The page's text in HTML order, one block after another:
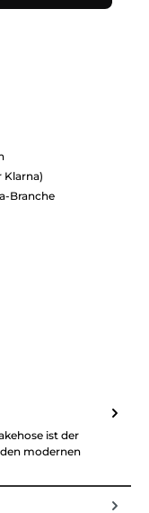
Klarna)
Branche
ist der
modernen